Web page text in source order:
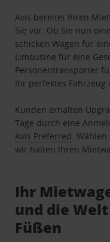
Avis bereitet Ihren
Sie vor. Ob Sie nun
schicken Wagen für
Limousine für eine
Personentransporter
Ihr perfektes Fahrzeug
Kunden erhalten
Tage durch eine
Avis Preferred .
wir halten Ihren
Ihr
und die
Füßen